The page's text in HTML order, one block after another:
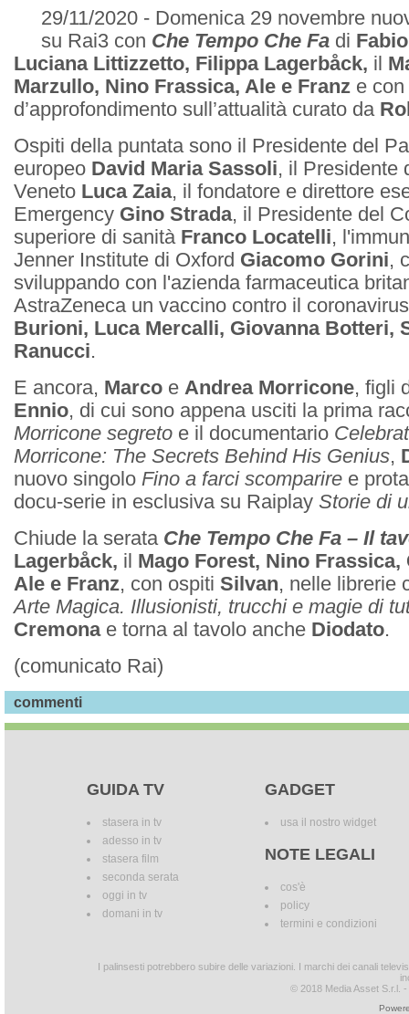
29/11/2020 - Domenica 29 novembre
su Rai3 con Che Tempo Che Fa di
Luciana Littizzetto, Filippa Lagerbåck, il
Marzullo, Nino Frassica, Ale e Franz e
d’approfondimento sull’attualità curato da
Ospiti della puntata sono il Presidente del
europeo David Maria Sassoli, il Presidente
Veneto Luca Zaia, il fondatore e direttore
Emergency Gino Strada, il Presidente del
superiore di sanità Franco Locatelli,
Jenner Institute di Oxford Giacomo Gorini,
sviluppando con l'azienda farmaceutica
AstraZeneca un vaccino contro il
Burioni, Luca Mercalli, Giovanna Botteri,
Ranucci.
E ancora, Marco e Andrea Morricone, figli
Ennio, di cui sono appena usciti la prima
Morricone segreto e il documentario
Morricone: The Secrets Behind His Genius,
nuovo singolo Fino a farci scomparire e
docu-serie in esclusiva su Raiplay Storie di
Chiude la serata Che Tempo Che Fa – Il
Lagerbåck, il Mago Forest, Nino Frassica,
Ale e Franz, con ospiti Silvan, nelle librerie
Arte Magica. Illusionisti, trucchi e magie di
Cremonae torna al tavolo anche Diodato.
(comunicato Rai)
commenti
GUIDA TV
stasera in tv
adesso in tv
stasera film
seconda serata
oggi in tv
domani in tv
GADGET
usa il nostro widget
NOTE LEGALI
cos'è
policy
termini e condizioni
I palinsesti potrebbero subire delle variazioni. I marchi dei canali
© 2018 Media Asset S.r.l.